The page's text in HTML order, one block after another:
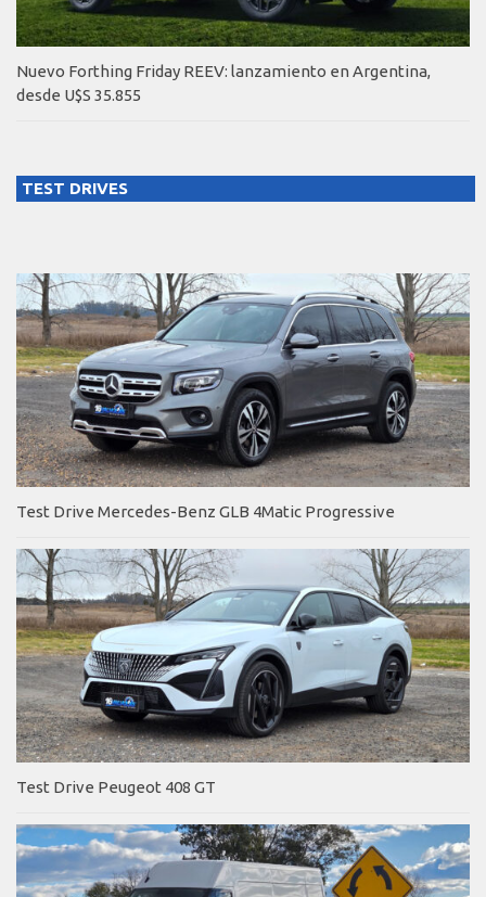
Nuevo Forthing Friday REEV: lanzamiento en Argentina,
desde U$S 35.855
TEST DRIVES
Test Drive Mercedes-Benz GLB 4Matic Progressive
Test Drive Peugeot 408 GT